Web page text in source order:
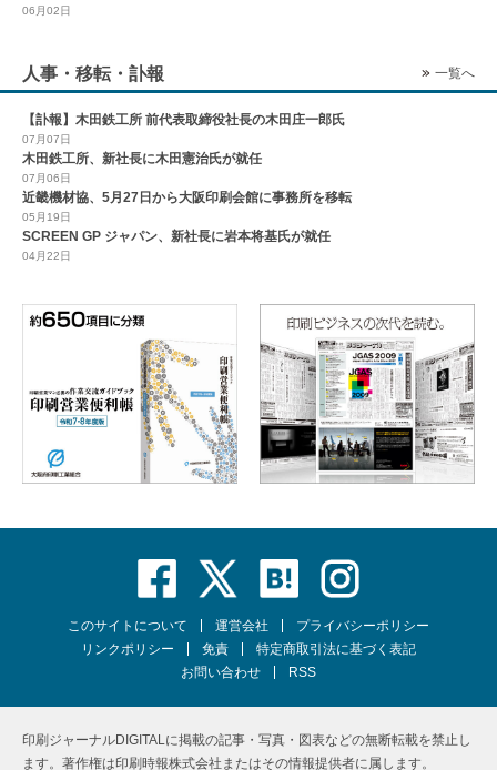
06月02日
人事・移転・訃報 一覧へ
【訃報】木田鉄工所 前代表取締役社長の木田庄一郎氏
07月07日
木田鉄工所、新社長に木田憲治氏が就任
07月06日
近畿機材協、5月27日から大阪印刷会館に事務所を移転
05月19日
SCREEN GP ジャパン、新社長に岩本将基氏が就任
04月22日
このサイトについて 運営会社
プライバシーポリシー
リンクポリシー
免責
特定商取引法に基づく表記
お問い合わせ
RSS
印刷ジャーナルDIGITALに掲載の記事・写真・図表などの無断転載を禁止し
ます。著作権は印刷時報株式会社またはその情報提供者に属します。